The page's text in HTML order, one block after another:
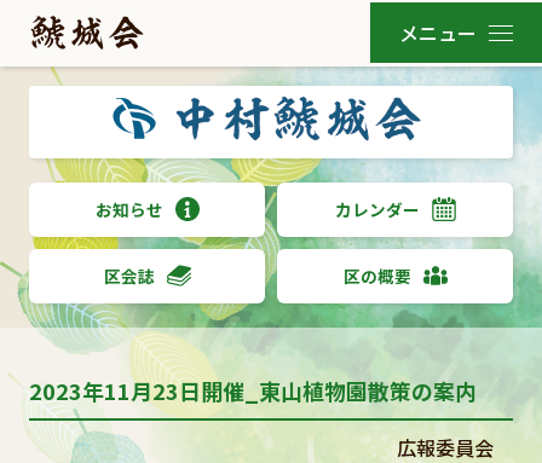
お知らせ カレンダー
区会誌 区の概要
2023年11月23日開催_東山植物園散策の案内
広報委員会